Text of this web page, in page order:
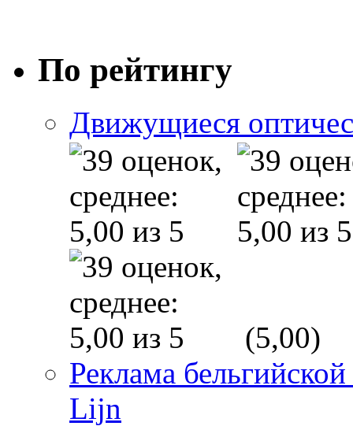
По рейтингу
Движущиеся
(5,00)
Реклама
Lijn